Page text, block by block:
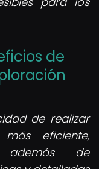
de
de realizar
eficiente,
de